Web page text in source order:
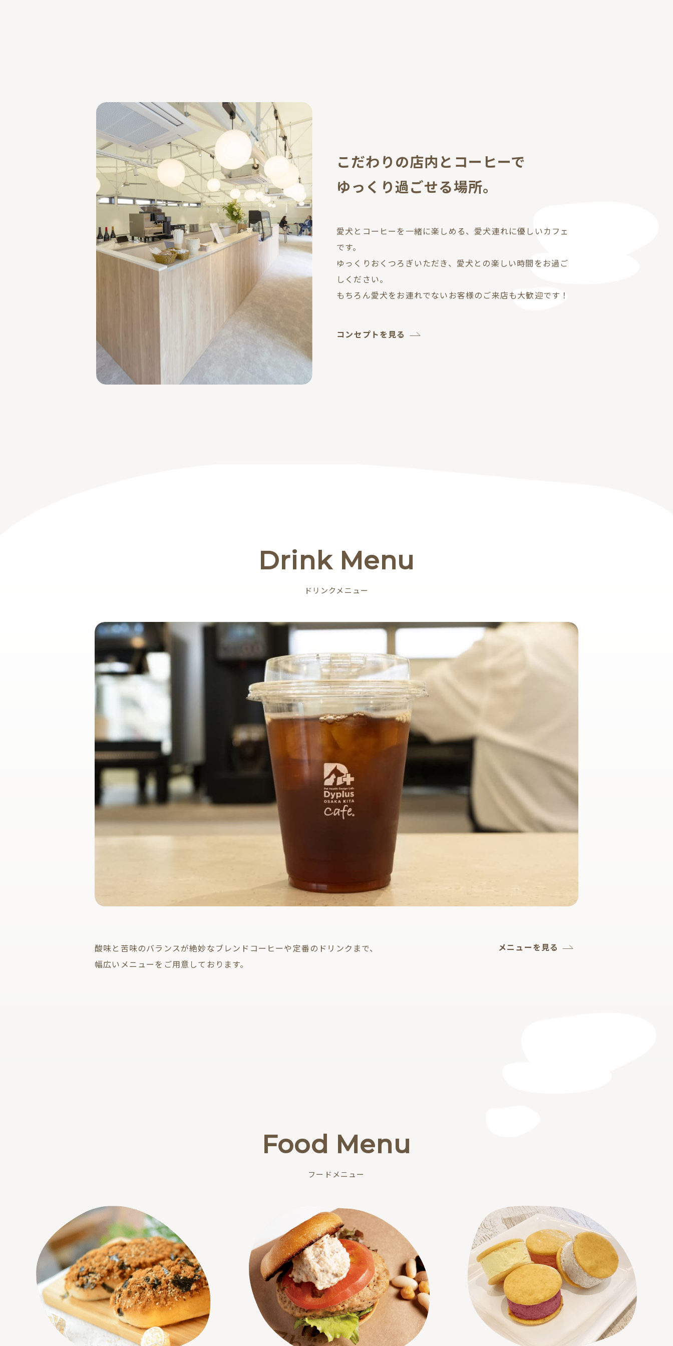
こだわりの店内とコーヒーで
ゆっくり過ごせる場所。
愛犬とコーヒーを一緒に楽しめる、愛犬連れに優しいカフェ
です。
ゆっくりおくつろぎいただき、愛犬との楽しい時間をお過ご
しください。
もちろん愛犬をお連れでないお客様のご来店も大歓迎です！
コンセプトを見る
Drink Menu
ドリンクメニュー
酸味と苦味のバランスが絶妙なブレンドコーヒーや定番のドリンクまで、
幅広いメニューをご用意しております。
メニューを見る
Food Menu
フードメニュー